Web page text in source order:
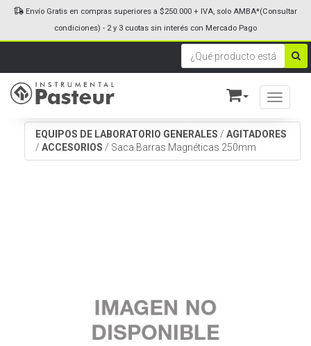
Toggle
Envío Gratis en compras superiores a $250.000 + IVA, solo AMBA*(Consultar
condiciones) - 2 y 3 cuotas sin interés con Mercado Pago
EQUIPOS DE LABORATORIO GENERALES / AGITADORES
/ ACCESORIOS / Saca Barras Magnéticas 250mm